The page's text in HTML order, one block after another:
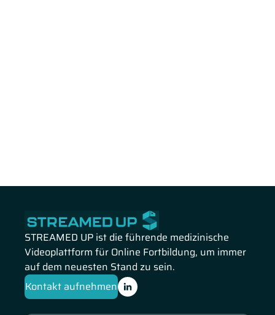
STREAMED UP ist die führende medizinische
Videoplattform für Online Fortbildung, um immer
auf dem neuesten Stand zu sein.
Kontakt aufnehmen